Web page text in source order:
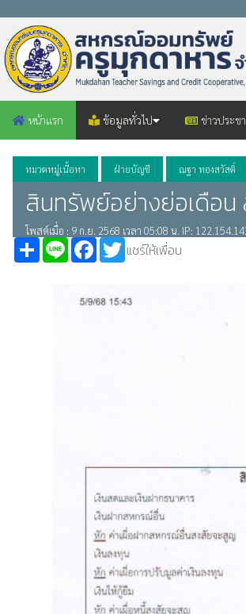
หน้าแรก ข้อมูลทั่วไป ข่าวประ
หมวดหมู่เนื้อหา ฝ่ายบัญชี ณฐา ทองสวัสดิ์
สินทรัพย์อย่างย่อเดือน
โพสต์เมื่อ : 9 ก.ย. 2568 เวลา 05:08 น. IP:
แชร์ให้เพื่อน
ShareLine Facebook
Twitter